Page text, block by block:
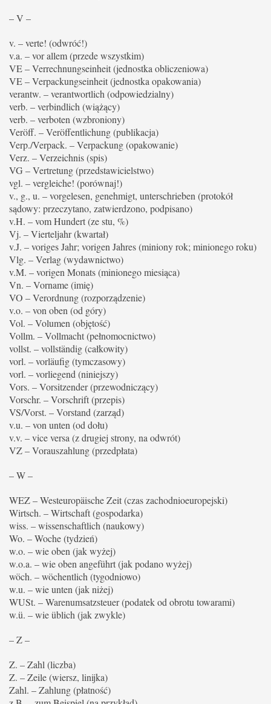
– V –
v. – verte! (odwróć!)
v.a. – vor allem (przede wszystkim)
VE – Verrechnungseinheit (jednostka obliczeniowa)
VE – Verpackungseinheit (jednostka opakowania)
verantw. – verantwortlich (odpowiedzialny)
verb. – verbindlich (wiążący)
verb. – verboten (wzbroniony)
Veröff. – Veröffentlichung (publikacja)
Verp./Verpack. – Verpackung (opakowanie)
Verz. – Verzeichnis (spis)
VG – Vertretung (przedstawicielstwo)
vgl. – vergleiche! (porównaj!)
v., g., u. – vorgelesen, genehmigt, unterschrieben (protokół
sądowy: przeczytano, zatwierdzono, podpisano)
v.H. – vom Hundert (ze stu, %)
Vj. – Vierteljahr (kwartał)
v.J. – voriges Jahr; vorigen Jahres (miniony rok; minionego roku)
Vlg. – Verlag (wydawnictwo)
v.M. – vorigen Monats (minionego miesiąca)
Vn. – Vorname (imię)
VO – Verordnung (rozporządzenie)
v.o. – von oben (od góry)
Vol. – Volumen (objętość)
Vollm. – Vollmacht (pełnomocnictwo)
vollst. – vollständig (całkowity)
vorl. – vorläufig (tymczasowy)
vorl. – vorliegend (niniejszy)
Vors. – Vorsitzender (przewodniczący)
Vorschr. – Vorschrift (przepis)
VS/Vorst. – Vorstand (zarząd)
v.u. – von unten (od dołu)
v.v. – vice versa (z drugiej strony, na odwrót)
VZ – Vorauszahlung (przedpłata)
– W –
WEZ – Westeuropäische Zeit (czas zachodnioeuropejski)
Wirtsch. – Wirtschaft (gospodarka)
wiss. – wissenschaftlich (naukowy)
Wo. – Woche (tydzień)
w.o. – wie oben (jak wyżej)
w.o.a. – wie oben angeführt (jak podano wyżej)
wöch. – wöchentlich (tygodniowo)
w.u. – wie unten (jak niżej)
WUSt. – Warenumsatzsteuer (podatek od obrotu towarami)
w.ü. – wie üblich (jak zwykle)
– Z –
Z. – Zahl (liczba)
Z. – Zeile (wiersz, linijka)
Zahl. – Zahlung (płatność)